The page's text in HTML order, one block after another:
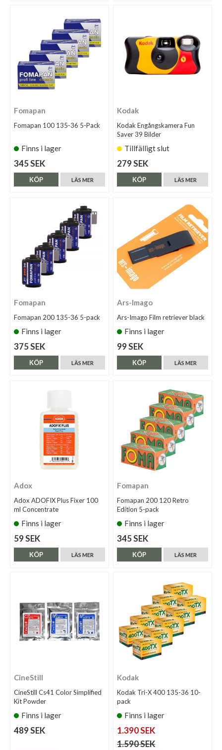
Fomapan
Fomapan 100 135-36 5-Pack
Finns i lager
345 SEK
LÄS MER
KÖP
Kodak
Kodak Engångskamera Fun
Saver 39 Bilder
Tillfälligt slut
279 SEK
LÄS MER
KÖP
Fomapan
Fomapan 200 135-36 5-pack
Finns i lager
375 SEK
LÄS MER
KÖP
Ars-Imago
Ars-Imago Film retriever black
Finns i lager
99 SEK
LÄS MER
KÖP
Adox
Adox ADOFIX Plus Fixer 100
ml Concentrate
Finns i lager
59 SEK
LÄS MER
KÖP
Fomapan
Fomapan 200 120 Retro
Edition 5-pack
Finns i lager
345 SEK
LÄS MER
KÖP
CineStill
CineStill Cs41 Color Simplified
Kit Powder
Finns i lager
489 SEK
Kodak
Kodak Tri-X 400 135-36 10-
pack
Finns i lager
1.390 SEK
1.590 SEK